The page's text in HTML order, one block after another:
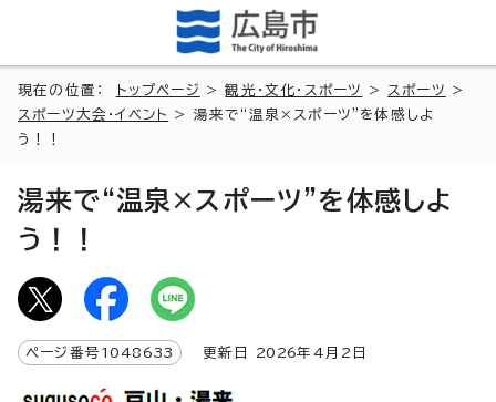
現在の位置： トップページ >観光・文化・スポーツ > スポーツ
>
スポーツ大会・イベント
> 湯来で“温泉×スポーツ”を体感しよ
う！！
湯来で“温泉×スポーツ”を体感しよ
う！！
ページ番号 1048633 更新日 2026年4月2日